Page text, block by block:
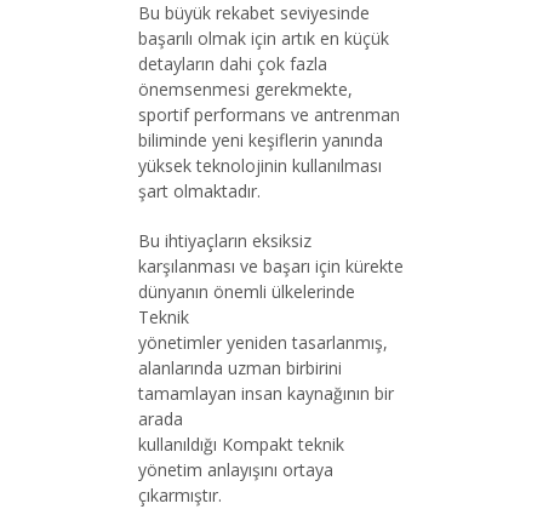
Bu büyük rekabet seviyesinde
başarılı olmak için artık en küçük
detayların dahi çok fazla
önemsenmesi gerekmekte,
sportif performans ve antrenman
biliminde yeni keşiflerin yanında
yüksek teknolojinin kullanılması
şart olmaktadır.
Bu ihtiyaçların eksiksiz
karşılanması ve başarı için kürekte
dünyanın önemli ülkelerinde
Teknik
yönetimler yeniden tasarlanmış,
alanlarında uzman birbirini
tamamlayan insan kaynağının bir
arada
kullanıldığı Kompakt teknik
yönetim anlayışını ortaya
çıkarmıştır.